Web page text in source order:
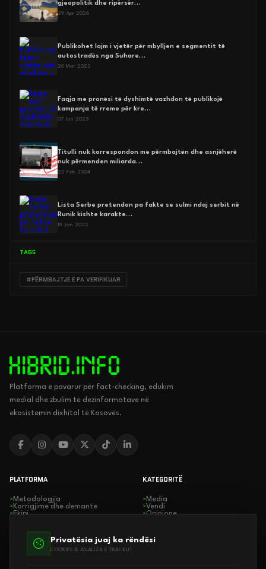
gjeopolitik dhe ripërsër…
29 Apr 2026
Publikohet lajm i vjetër për mbylljen e segmentit të
autostradës nga Suhare…
20 Mar 2023
Faqja me pronësi të dyshimtë vazhdon të publikojë
kampanja të rreme për kre…
07 Jun 2023
Titulli nuk korrespondon me përmbajtën dhe asnjëherë
nuk përmenden miliarda…
22 Feb 2024
Lista Serbe pretendon pa fakte se sulmi ndaj serbit në
Runik kishte karakte…
18 Jan 2022
TAGS
#PËRMBAJTJE E PA VERIFIKUAR
Platforma e pavarur për fact-checking, edukim
medial dhe zbulim të dezinformatave në
ekosistemin dixhital të Kosovës.
PLATFORMA
> Metodologjia
> Korrigjime dhe demante
>Ekipi
Publikimet
KATEGORITË
> Media
>Vendi
>Opinione
>EDU
Privatësia juaj ka rëndësi
COOKIES & ANALIZA E TRAFIKUT